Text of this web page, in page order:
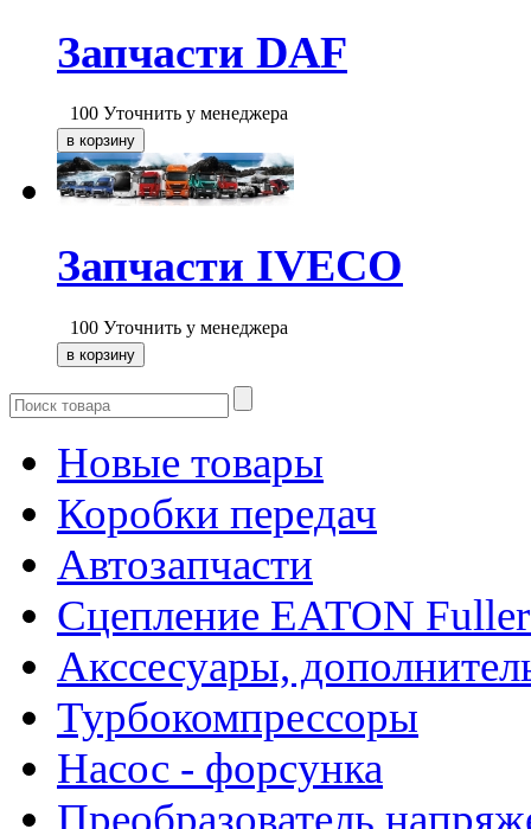
Запчасти DAF
100 Уточнить у менеджера
Запчасти IVECO
100 Уточнить у менеджера
Новые товары
Коробки передач
Автозапчасти
Сцепление EATON
Акссесуары,
Турбокомпрессоры
Насос - форсунка
Преобразователь